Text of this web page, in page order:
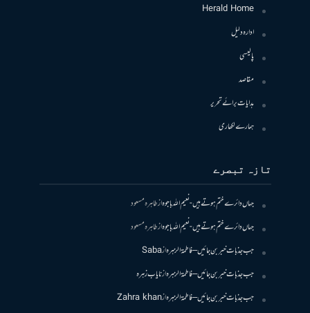
Herald Home
ادارہ دلیل
پالیسی
مقاصد
ہدایات برائے تحریر
ہمارے لکھاری
تازہ تبصرے
جہاں دائرے ختم ہوتے ہیں- نعیم اللہ باجوہازطاہرہ مسعود
جہاں دائرے ختم ہوتے ہیں- نعیم اللہ باجوہازطاہرہ مسعود
جب جذبات خبر بن جائیں – فاطمۃالزہرہازSaba
جب جذبات خبر بن جائیں – فاطمۃالزہرہازنایاب زہرہ
جب جذبات خبر بن جائیں – فاطمۃالزہرہازZahra khan